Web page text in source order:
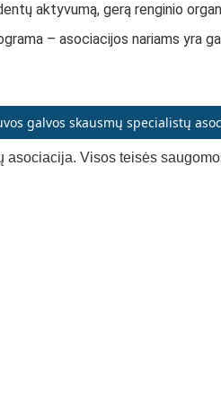
aktyvumą, gerą renginio
– asociacijos nariams yra
galvos skausmų specialistų
Visos teisės